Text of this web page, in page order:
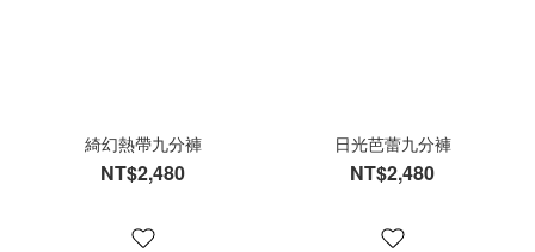
綺幻熱帶九分褲
NT$2,480
日光芭蕾九分褲
NT$2,480